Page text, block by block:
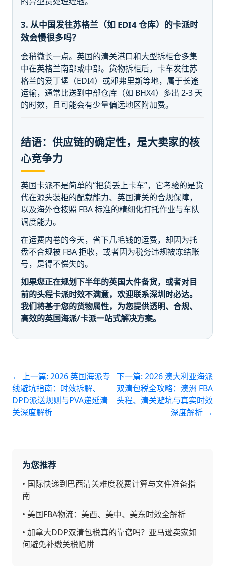
3. 从中国发往苏格兰（如 EDI4 仓库）的卡派时
效会慢很多吗？
会稍微长一点。英国的清关港口和大型拆柜仓多集
中在英格兰南部或中部。货物拆柜后，卡车发往苏
格兰的爱丁堡（EDI4）或邓弗里斯等地，属于长途
运输，通常比送到中部仓库（如 BHX4）多出 2-3 天
的时效，且可能会有少量偏远地区附加费。
结语：供应链的确定性，是大卖家的核
心竞争力
英国卡派不是简单的“把货丢上卡车”，它考验的是货
代在源头装柜的配载能力、英国清关的合规保障，
以及海外仓按照 FBA 标准的精细化打托作业与车队
调度能力。
在运费内卷的今天，省下几毛钱的运费，却因为托
盘不合规被 FBA 拒收，或者因为税务违规被冻结账
号，是得不偿失的。
如果您正在规划下半年的英国大件备货，或者对目
前的头程卡派时效不满意，欢迎联系深圳时必达。
我们将基于您的货物属性，为您提供透明、合规、
高效的英国海派/卡派一站式解决方案。
← 上一篇: 2026 英国海派专
线避坑指南：时效拆解、
DPD派送规则与PVA递延清
关深度解析
下一篇: 2026 澳大利亚海派
双清包税全攻略：澳洲 FBA
头程、清关避坑与真实时效
深度解析 →
为您推荐
• 国际快递到巴西清关难度税费计算与文件准备指
南
• 美国FBA物流：美西、美中、美东时效全解析
• 加拿大DDP双清包税真的靠谱吗？亚马逊卖家如
何避免补缴关税陷阱